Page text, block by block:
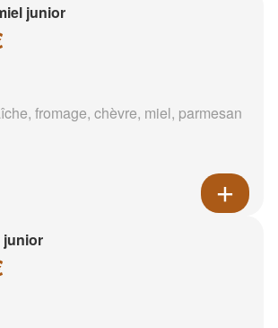
junior
fromage, chèvre, miel, parmesan
junior